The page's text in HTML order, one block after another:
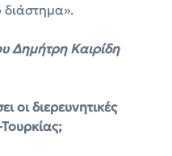
διάστημα».
Δημήτρη Καιρίδη
οι διερευνητικές